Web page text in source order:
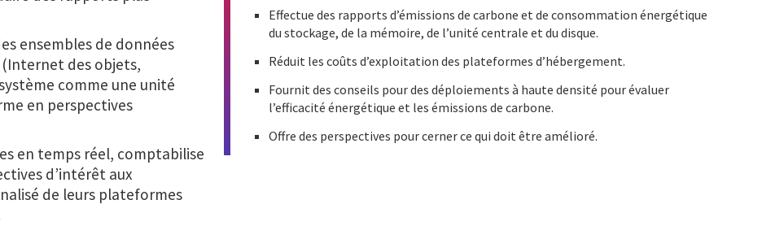
ensembles de données
des objets,
comme une unité
en perspectives
en temps réel, comptabilise
d’intérêt aux
de leurs plateformes
Effectue des rapports d’émissions de carbone et de consommation énergétique
du stockage, de la mémoire, de l’unité centrale et du disque.
Réduit les coûts d’exploitation des plateformes d’hébergement.
Fournit des conseils pour des déploiements à haute densité pour évaluer
l’efficacité énergétique et les émissions de carbone.
Offre des perspectives pour cerner ce qui doit être amélioré.